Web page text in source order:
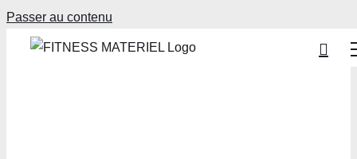
Passer au contenu